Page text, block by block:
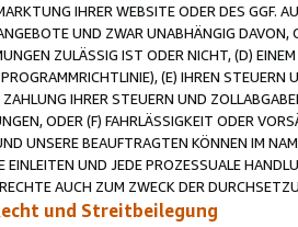
IHRER WEBSITE ODER DES GGF.
UND ZWAR UNABHÄNGIG
ZULÄSSIG IST ODER NICHT, (D)
(E) IHREN
IHRER STEUERN UND
ODER (F) FAHRLÄSSIGKEIT ODER
UNSERE BEAUFTRAGTEN KÖNNEN IM
EINLEITEN UND JEDE PROZESSUALE
AUCH ZUM ZWECK DER
und Streitbeilegung